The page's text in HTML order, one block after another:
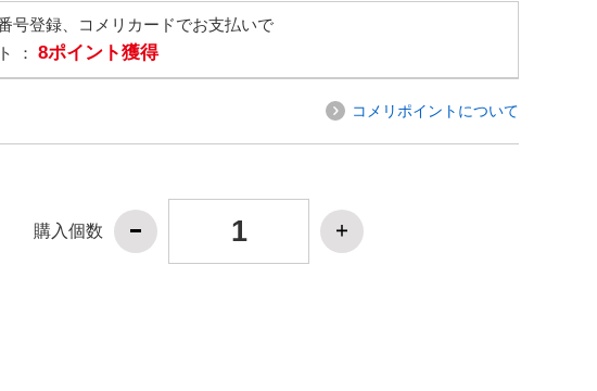
号登録、コメリカードでお支払いで
： 8ポイント獲得
コメリポイントについて
購入個数